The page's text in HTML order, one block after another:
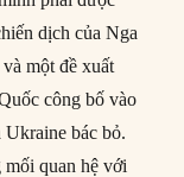
dịch của Nga
một đề xuất
công bố vào
Ukraine bác bỏ.
mối quan hệ với